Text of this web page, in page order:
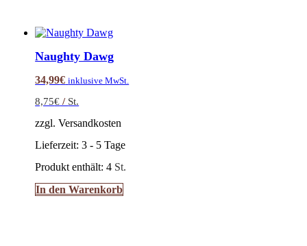
Naughty Dawg
34,99€ inklusive MwSt.
8,75€ / St.
zzgl. Versandkosten
Lieferzeit:3 - 5 Tage
Produkt enthält: 4 St.
In den Warenkorb